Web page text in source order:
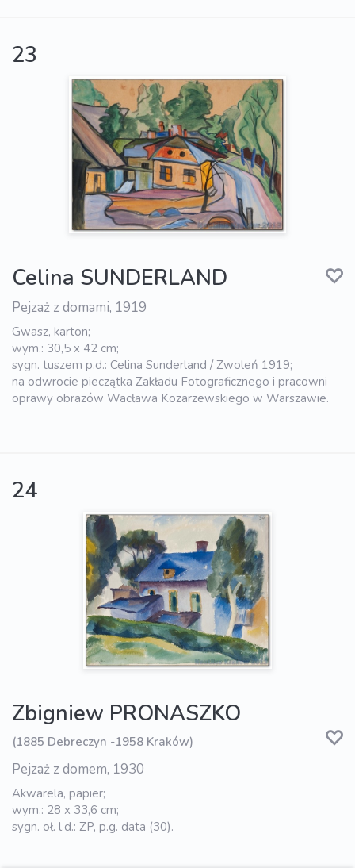
23
Celina SUNDERLAND
Pejzaż z domami, 1919
Gwasz, karton;
wym.: 30,5 x 42 cm;
sygn. tuszem p.d.: Celina Sunderland / Zwoleń 1919;
na odwrocie pieczątka Zakładu Fotograficznego i pracowni
oprawy obrazów Wacława Kozarzewskiego w Warszawie.
24
Zbigniew PRONASZKO
(1885 Debreczyn -1958 Kraków)
Pejzaż z domem, 1930
Akwarela, papier;
wym.: 28 x 33,6 cm;
sygn. oł. l.d.: ZP, p.g. data (30).